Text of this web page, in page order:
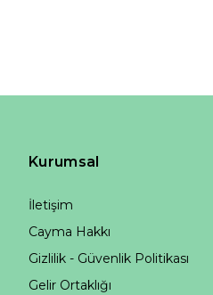
Kurumsal
İletişim
Cayma Hakkı
Gizlilik - Güvenlik Politikası
Gelir Ortaklığı